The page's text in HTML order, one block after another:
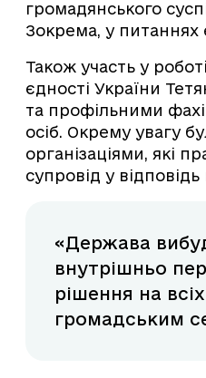
громадянського
Зокрема, у питаннях
Також участь у
єдності України
та профільними
осіб. Окрему увагу
організаціями, які
супровід у
«Держава
внутрішньо
рішення на
громадським